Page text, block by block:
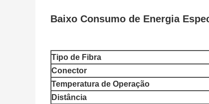
Baixo Consumo de Energia
Tipo de Fibra
Conector
Temperatura de Operação
Distância